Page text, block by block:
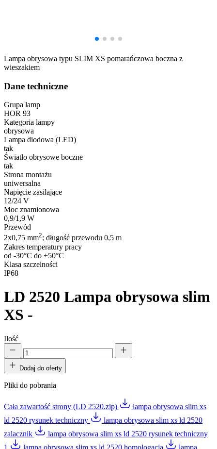
Lampa obrysowa typu SLIM XS pomarańczowa boczna z
wieszakiem
Dane techniczne
Grupa lamp
HOR 93
Kategoria lampy
obrysowa
Lampa diodowa (LED)
tak
Światło obrysowe boczne
tak
Strona montażu
uniwersalna
Napięcie zasilające
12/24 V
Moc znamionowa
0,9/1,9 W
Przewód
2x0,75 mm2; długość przewodu 0,5 m
Zakres temperatury pracy
od -30°C do +50°C
Klasa szczelności
IP68
LD 2520 Lampa obrysowa slim
XS -
Ilość
Dodaj do oferty
Pliki do pobrania
Cała zawartość strony (LD 2520.zip)
lampa obrysowa slim xs
ld 2520 rysunek techniczny
lampa obrysowa slim xs ld 2520
zalacznik
lampa obrysowa slim xs ld 2520 rysunek techniczny
1
lampa obrysowa slim xs ld 2520 homologacja lampa